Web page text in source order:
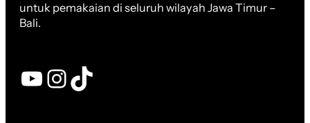
untuk pemakaian di seluruh wilayah Jawa Timur –
Bali.
YouTube InstagramTikTok